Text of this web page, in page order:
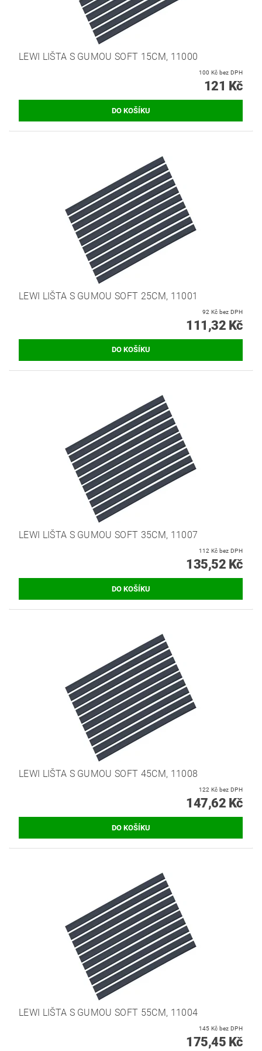
LEWI LIŠTA S GUMOU SOFT 15CM, 11000
100 Kč bez DPH
121 Kč
LEWI LIŠTA S GUMOU SOFT 25CM, 11001
92 Kč bez DPH
111,32 Kč
LEWI LIŠTA S GUMOU SOFT 35CM, 11007
112 Kč bez DPH
135,52 Kč
LEWI LIŠTA S GUMOU SOFT 45CM, 11008
122 Kč bez DPH
147,62 Kč
LEWI LIŠTA S GUMOU SOFT 55CM, 11004
145 Kč bez DPH
175,45 Kč